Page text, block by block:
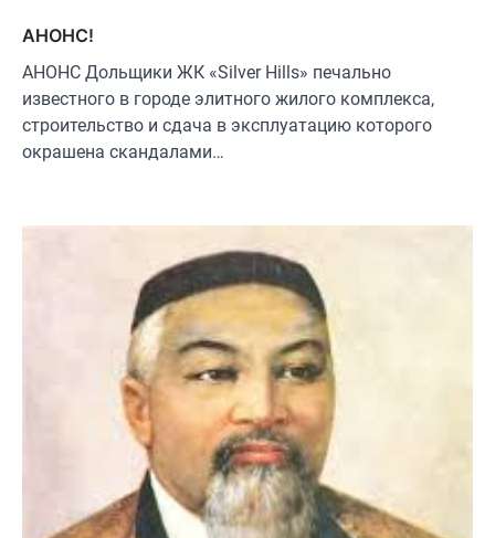
АНОНС!
АНОНС Дольщики ЖК «Silver Hills» печально
известного в городе элитного жилого комплекса,
строительство и сдача в эксплуатацию которого
окрашена скандалами…